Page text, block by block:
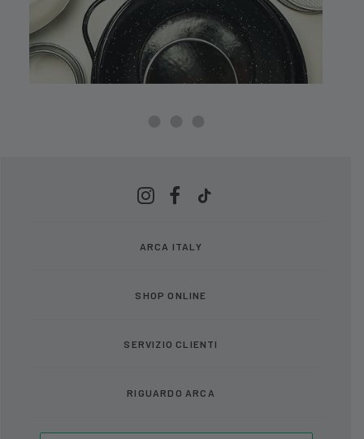
ARCA ITALY
SHOP ONLINE
SERVIZIO CLIENTI
RIGUARDO ARCA